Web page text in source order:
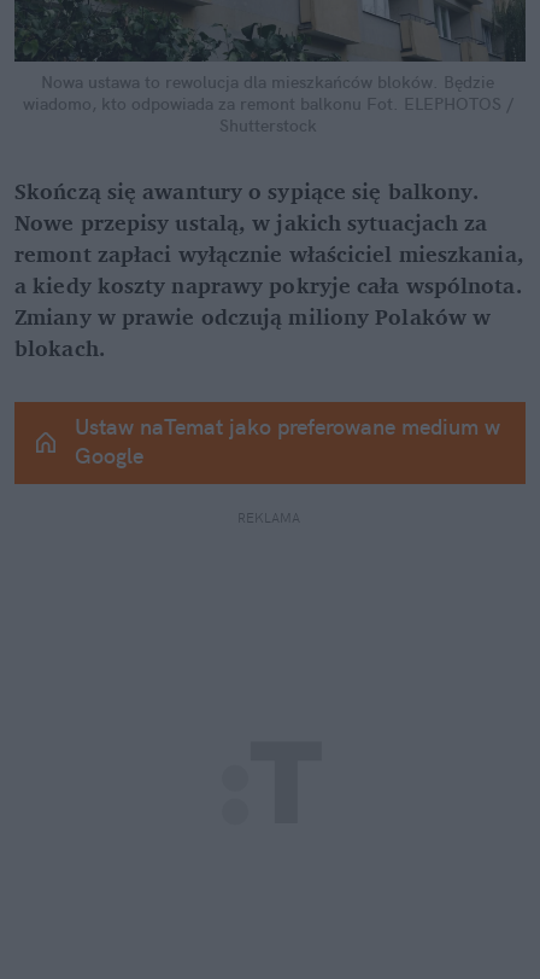
Nowa ustawa to rewolucja dla mieszkańców bloków. Będzie
wiadomo, kto odpowiada za remont balkonu Fot. ELEPHOTOS /
Shutterstock
Skończą się awantury o sypiące się balkony.
Nowe przepisy ustalą, w jakich sytuacjach za
remont zapłaci wyłącznie właściciel mieszkania,
a kiedy koszty naprawy pokryje cała wspólnota.
Zmiany w prawie odczują miliony Polaków w
blokach.
Ustaw naTemat jako preferowane medium w
Google
REKLAMA